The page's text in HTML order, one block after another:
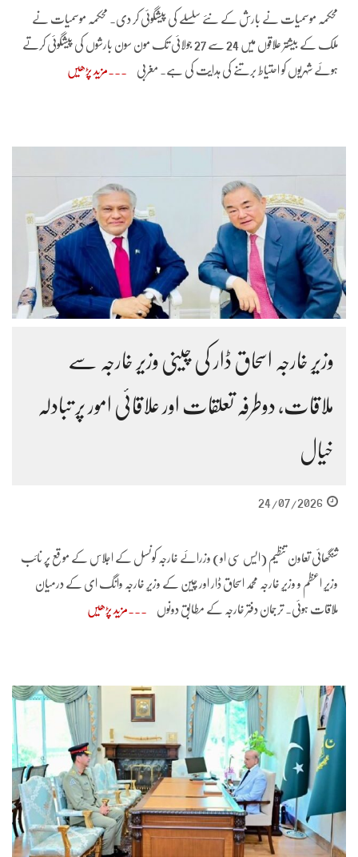
محکمہ موسمیات نے بارش کے نئے سلسلے کی پیشگوئی کر دی۔ محکمہ موسمیات نے
ملک کے بیشتر علاقوں میں 24 سے 27 جولائی تک مون سون بارشوں کی پیشگوئی کرتے
ہوئے شہریوں کو احتیاط برتنے کی ہدایت کی ہے۔ مغربی مزید پڑھیں
وزیرِ خارجہ اسحاق ڈار کی چینی وزیر خارجہ سے
ملاقات، دوطرفہ تعلقات اور علاقائی امور پر تبادلہ
خیال
24/07/2026
شنگھائی تعاون تنظیم (ایس سی او) وزرائے خارجہ کونسل کے اجلاس کے موقع پر نائب
وزیرِ اعظم و وزیرِ خارجہ محمد اسحاق ڈار اور چین کے وزیرِ خارجہ وانگ ای کے درمیان
ملاقات ہوئی۔ ترجمان دفتر خارجہ کے مطابق دونوں مزید پڑھیں